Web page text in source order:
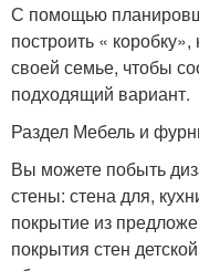
С помощью
построить «
своей семье, чтобы
подходящий вариант.
Раздел Мебель и
Вы можете побыть
стены: стена для,
покрытие из
покрытия стен